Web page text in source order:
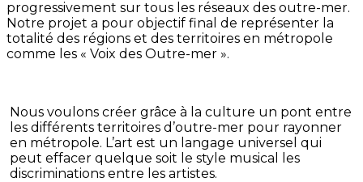
progressivement sur tous les réseaux des outre-mer.
Notre projet a pour objectif final de représenter la
totalité des régions et des territoires en métropole
comme les « Voix des Outre-mer ».
Nous voulons créer grâce à la culture un pont entre
les différents territoires d’outre-mer pour rayonner
en métropole. L’art est un langage universel qui
peut effacer quelque soit le style musical les
discriminations entre les artistes.